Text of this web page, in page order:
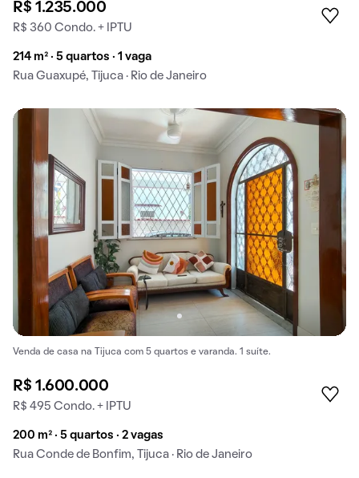
R$ 1.235.000
R$ 360 Condo. + IPTU
214 m² · 5 quartos · 1 vaga
Rua Guaxupé, Tijuca · Rio de Janeiro
Venda de casa na Tijuca com 5 quartos e varanda. 1 suíte.
R$ 1.600.000
R$ 495 Condo. + IPTU
200 m² · 5 quartos · 2 vagas
Rua Conde de Bonfim, Tijuca · Rio de Janeiro